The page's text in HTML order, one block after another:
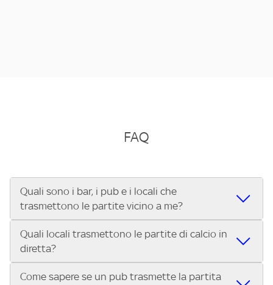
FAQ
Quali sono i bar, i pub e i locali che
trasmettono le partite vicino a me?
Se cerchi un bar, pub, ristorante o locale vicino a te per
vedere le partite di Serie A ENILIVE, la Serie C Sky Wifi, la
UEFA Champions League, la UEFA Europa League, la UEFA
Conference League, il Tennis, la Formula 1®, la MotoGP™ e
Quali locali trasmettono le partite di calcio in
diretta?
Vuoi sapere quali bar, pub o ristoranti mostrano le partite
Come sapere se un pub trasmette la partita